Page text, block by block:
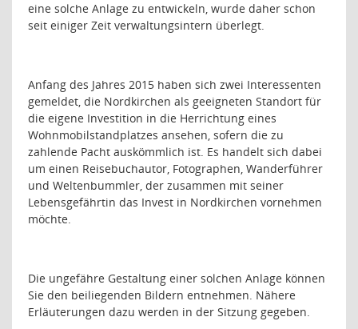
eine solche Anlage zu entwickeln, wurde daher schon
seit einiger Zeit verwaltungsintern überlegt.
Anfang des Jahres 2015 haben sich zwei Interessenten
gemeldet, die Nordkirchen als geeigneten Standort für
die eigene Investition in die Herrichtung eines
Wohnmobilstandplatzes ansehen, sofern die zu
zahlende Pacht auskömmlich ist. Es handelt sich dabei
um einen Reisebuchautor, Fotographen, Wanderführer
und Weltenbummler, der zusammen mit seiner
Lebensgefährtin das Invest in Nordkirchen vornehmen
möchte.
Die ungefähre Gestaltung einer solchen Anlage können
Sie den beiliegenden Bildern entnehmen. Nähere
Erläuterungen dazu werden in der Sitzung gegeben.